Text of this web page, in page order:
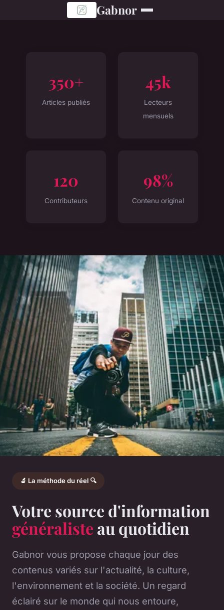
Gabnor
350+
Articles publiés
45k
Lecteurs
mensuels
120
Contributeurs
98%
Contenu original
🔬 La méthode du réel 🔍
Votre source d'information
généraliste au quotidien
Gabnor vous propose chaque jour des
contenus variés sur l'actualité, la culture,
l'environnement et la société. Un regard
éclairé sur le monde qui nous entoure,